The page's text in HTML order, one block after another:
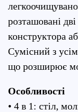
розташовані
конструктора
Сумісний з
що розширює
Особливості
• 4 в 1: стіл,